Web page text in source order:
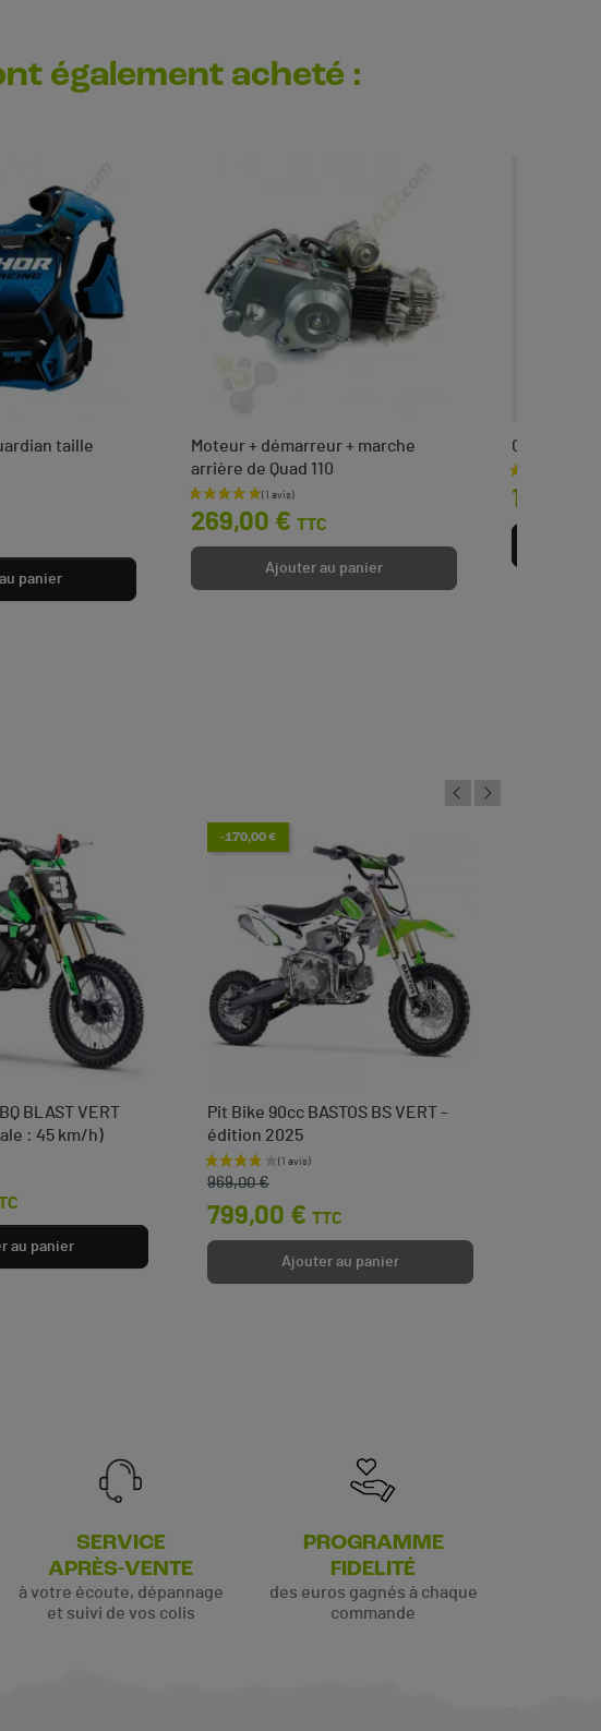
également acheté :
taille
panier
Moteur + démarreur + marche
arrière de Quad 110
Prix
269,00 € TTC
Ajouter au panier
Prix
19,00 €
BLAST VERT
: 45 km/h)
au panier
-170,00 €
Pit Bike 90cc BASTOS BS VERT -
édition 2025
Prix de base
969,00 €
Prix
799,00 € TTC
Ajouter au panier
SERVICE
APRÈS-VENTE
à votre écoute, dépannage
et suivi de vos colis
PROGRAMME
FIDELITÉ
des euros gagnés à chaque
commande